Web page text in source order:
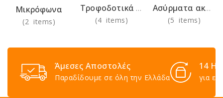
Μικρόφωνα
(2 items)
Τροφοδοτικά 230V
(4 items)
Ασύρματα ακουστικά για χρήση στο γραφείο
(5 items)
Άμεσες Αποστολές
Παραδίδουμε σε όλη την Ελλάδα
14
για